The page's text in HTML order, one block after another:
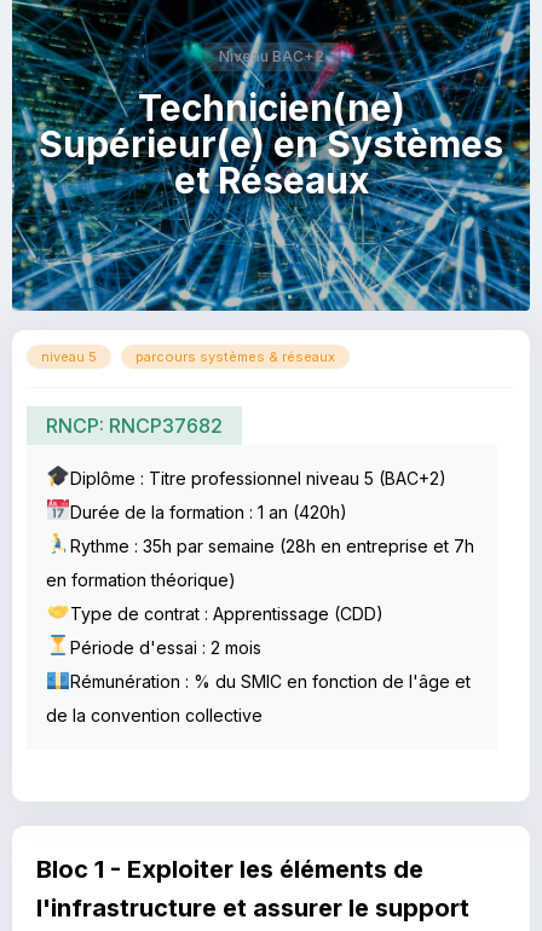
Niveau BAC+2
Technicien(ne)
Supérieur(e) en Systèmes
et Réseaux
niveau 5 parcours systèmes & réseaux
RNCP: RNCP37682
Diplôme : Titre professionnel niveau 5 (BAC+2)
Durée de la formation : 1 an (420h)
Rythme : 35h par semaine (28h en entreprise et 7h
en formation théorique)
Type de contrat : Apprentissage (CDD)
Période d'essai : 2 mois
Rémunération : % du SMIC en fonction de l'âge et
de la convention collective
Bloc 1 - Exploiter les éléments de
l'infrastructure et assurer le support